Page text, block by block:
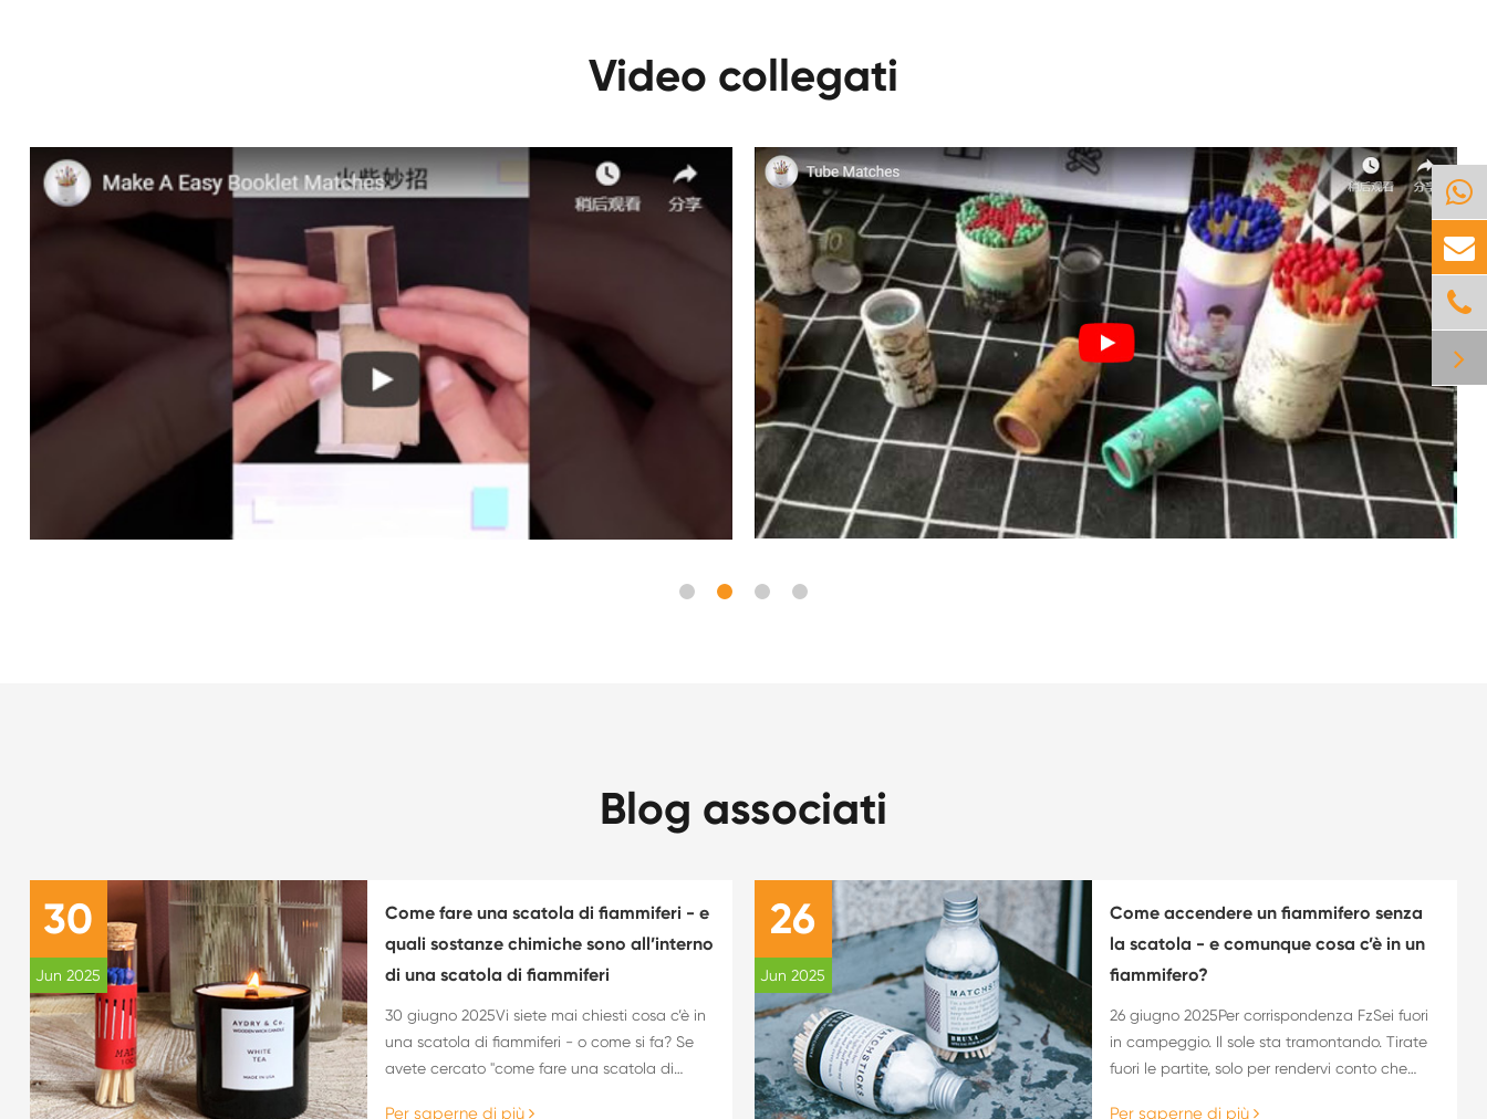
Video collegati
Blog associati
30
Jun 2025
Come fare una scatola di fiammiferi - e
quali sostanze chimiche sono all’interno
di una scatola di fiammiferi
30 giugno 2025Vi siete mai chiesti cosa c’è in
una scatola di fiammiferi - o come si fa? Se
avete cercato "come fare una scatola di
Per saperne di più
26
Jun 2025
Come accendere un fiammifero senza
la scatola - e comunque cosa c’è in un
fiammifero?
26 giugno 2025Per corrispondenza FzSei fuori
in campeggio. Il sole sta tramontando. Tirate
fuori le partite, solo per rendervi conto che
Per saperne di più